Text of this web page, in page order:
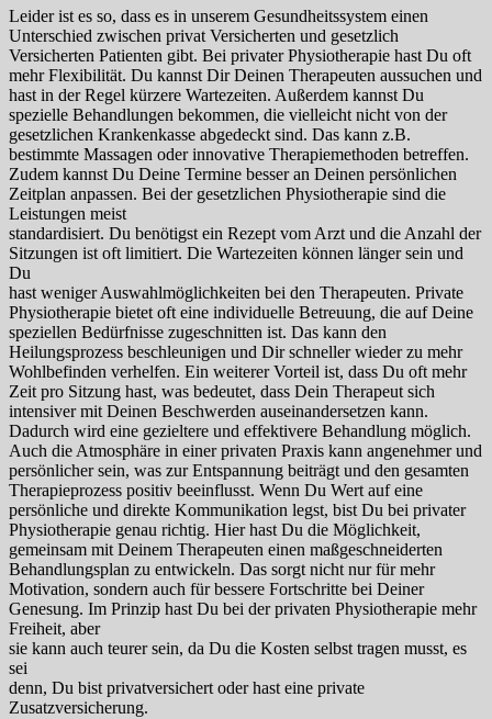
Leider ist es so, dass es in unserem Gesundheitssystem einen
Unterschied zwischen privat Versicherten und gesetzlich
Versicherten Patienten gibt. Bei privater Physiotherapie hast Du oft
mehr Flexibilität. Du kannst Dir Deinen Therapeuten aussuchen und
hast in der Regel kürzere Wartezeiten. Außerdem kannst Du
spezielle Behandlungen bekommen, die vielleicht nicht von der
gesetzlichen Krankenkasse abgedeckt sind. Das kann z.B.
bestimmte Massagen oder innovative Therapiemethoden betreffen.
Zudem kannst Du Deine Termine besser an Deinen persönlichen
Zeitplan anpassen. Bei der gesetzlichen Physiotherapie sind die
Leistungen meist
standardisiert. Du benötigst ein Rezept vom Arzt und die Anzahl der
Sitzungen ist oft limitiert. Die Wartezeiten können länger sein und
Du
hast weniger Auswahlmöglichkeiten bei den Therapeuten. Private
Physiotherapie bietet oft eine individuelle Betreuung, die auf Deine
speziellen Bedürfnisse zugeschnitten ist. Das kann den
Heilungsprozess beschleunigen und Dir schneller wieder zu mehr
Wohlbefinden verhelfen. Ein weiterer Vorteil ist, dass Du oft mehr
Zeit pro Sitzung hast, was bedeutet, dass Dein Therapeut sich
intensiver mit Deinen Beschwerden auseinandersetzen kann.
Dadurch wird eine gezieltere und effektivere Behandlung möglich.
Auch die Atmosphäre in einer privaten Praxis kann angenehmer und
persönlicher sein, was zur Entspannung beiträgt und den gesamten
Therapieprozess positiv beeinflusst. Wenn Du Wert auf eine
persönliche und direkte Kommunikation legst, bist Du bei privater
Physiotherapie genau richtig. Hier hast Du die Möglichkeit,
gemeinsam mit Deinem Therapeuten einen maßgeschneiderten
Behandlungsplan zu entwickeln. Das sorgt nicht nur für mehr
Motivation, sondern auch für bessere Fortschritte bei Deiner
Genesung. Im Prinzip hast Du bei der privaten Physiotherapie mehr
Freiheit, aber
sie kann auch teurer sein, da Du die Kosten selbst tragen musst, es
sei
denn, Du bist privatversichert oder hast eine private
Zusatzversicherung.